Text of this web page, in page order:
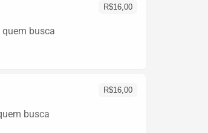
R$16,00
busca
R$16,00
busca